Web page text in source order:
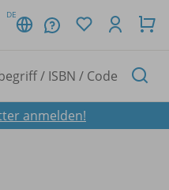
DE
anmelden!